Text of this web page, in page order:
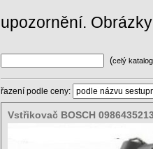
upozornění.
(celý katalog
řazení podle ceny:
Vstřikovač BOSCH